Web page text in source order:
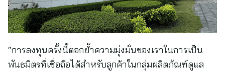
“การลงทุนครั้งนี้ตอกย้ำความมุ่งมั่นของเราในการเป็น
พันธมิตรที่เชื่อถือได้สำหรับลูกค้าในกลุ่มผลิตภัณฑ์ดูแล